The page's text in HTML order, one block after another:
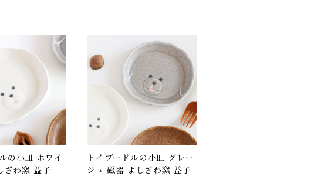
の小皿 ホワイ
ざわ窯 益子
トイプードルの小皿 グレー
ジュ 磁器 よしざわ窯 益子